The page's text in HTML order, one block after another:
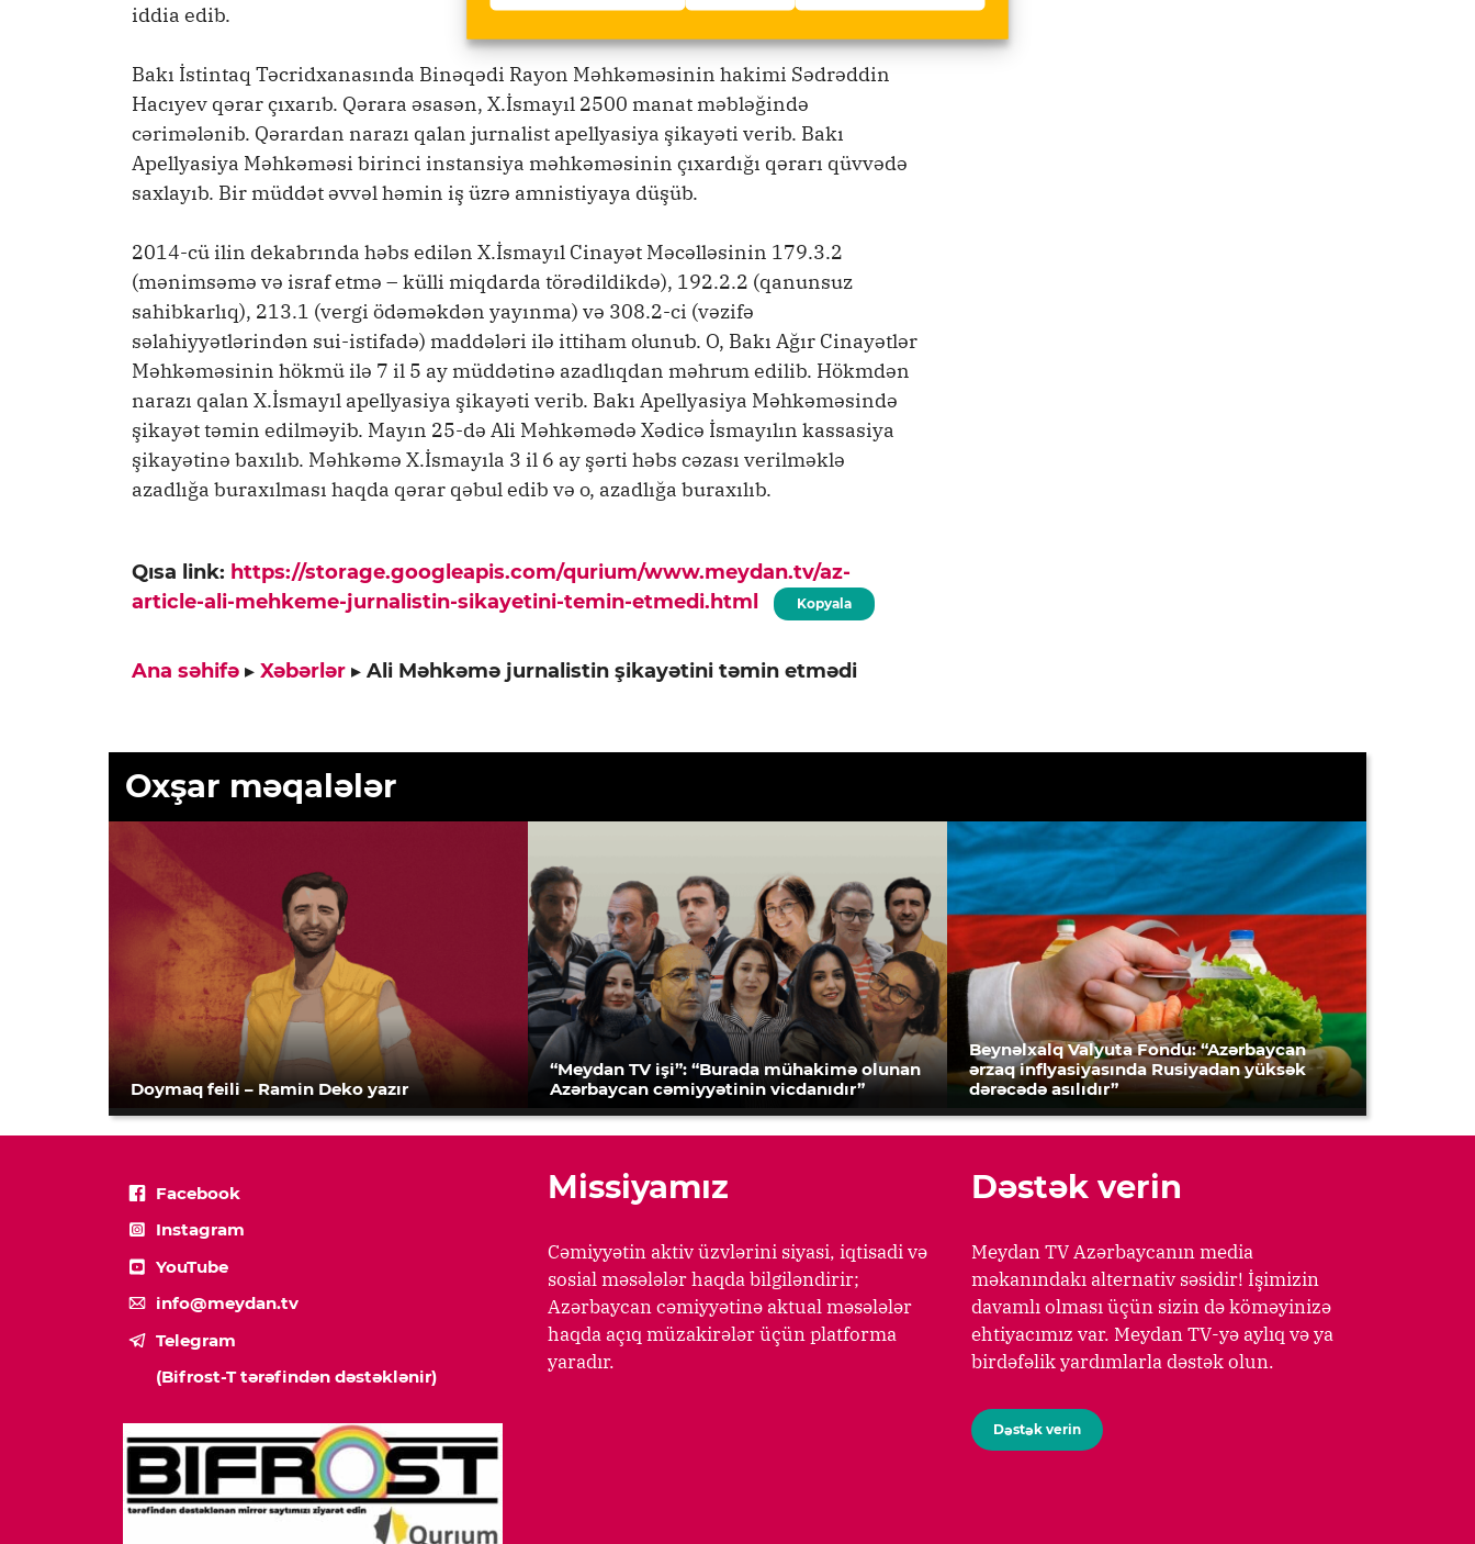
iddia edib.
Bakı İstintaq Təcridxanasında Binəqədi Rayon Məhkəməsinin hakimi Sədrəddin
Hacıyev qərar çıxarıb. Qərara əsasən, X.İsmayıl 2500 manat məbləğində
cərimələnib. Qərardan narazı qalan jurnalist apellyasiya şikayəti verib. Bakı
Apellyasiya Məhkəməsi birinci instansiya məhkəməsinin çıxardığı qərarı qüvvədə
saxlayıb. Bir müddət əvvəl həmin iş üzrə amnistiyaya düşüb.
2014-cü ilin dekabrında həbs edilən X.İsmayıl Cinayət Məcəlləsinin 179.3.2
(mənimsəmə və israf etmə – külli miqdarda törədildikdə), 192.2.2 (qanunsuz
sahibkarlıq), 213.1 (vergi ödəməkdən yayınma) və 308.2-ci (vəzifə
səlahiyyətlərindən sui-istifadə) maddələri ilə ittiham olunub. O, Bakı Ağır Cinayətlər
Məhkəməsinin hökmü ilə 7 il 5 ay müddətinə azadlıqdan məhrum edilib. Hökmdən
narazı qalan X.İsmayıl apellyasiya şikayəti verib. Bakı Apellyasiya Məhkəməsində
şikayət təmin edilməyib. Mayın 25-də Ali Məhkəmədə Xədicə İsmayılın kassasiya
şikayətinə baxılıb. Məhkəmə X.İsmayıla 3 il 6 ay şərti həbs cəzası verilməklə
azadlığa buraxılması haqda qərar qəbul edib və o, azadlığa buraxılıb.
Qısa link: https://storage.googleapis.com/qurium/www.meydan.tv/az-
article-ali-mehkeme-jurnalistin-sikayetini-temin-etmedi.html
Kopyala
Ana səhifə ▸ Xəbərlər ▸ Ali Məhkəmə jurnalistin şikayətini təmin etmədi
Oxşar məqalələr
Doymaq feili – Ramin Deko yazır
“Meydan TV işi”: “Burada mühakimə olunan
Azərbaycan cəmiyyətinin vicdanıdır”
Beynəlxalq Valyuta Fondu: “Azərbaycan
ərzaq inflyasiyasında Rusiyadan yüksək
dərəcədə asılıdır”
Facebook
Instagram
YouTube
info@meydan.tv
Telegram
(Bifrost-T tərəfindən dəstəklənir)
Missiyamız
Cəmiyyətin aktiv üzvlərini siyasi, iqtisadi və
sosial məsələlər haqda bilgiləndirir;
Azərbaycan cəmiyyətinə aktual məsələlər
haqda açıq müzakirələr üçün platforma
yaradır.
Dəstək verin
Meydan TV Azərbaycanın media
məkanındakı alternativ səsidir! İşimizin
davamlı olması üçün sizin də köməyinizə
ehtiyacımız var. Meydan TV-yə aylıq və ya
birdəfəlik yardımlarla dəstək olun.
Dəstək verin